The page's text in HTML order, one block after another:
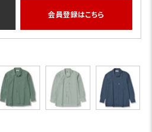
会員登録はこちら